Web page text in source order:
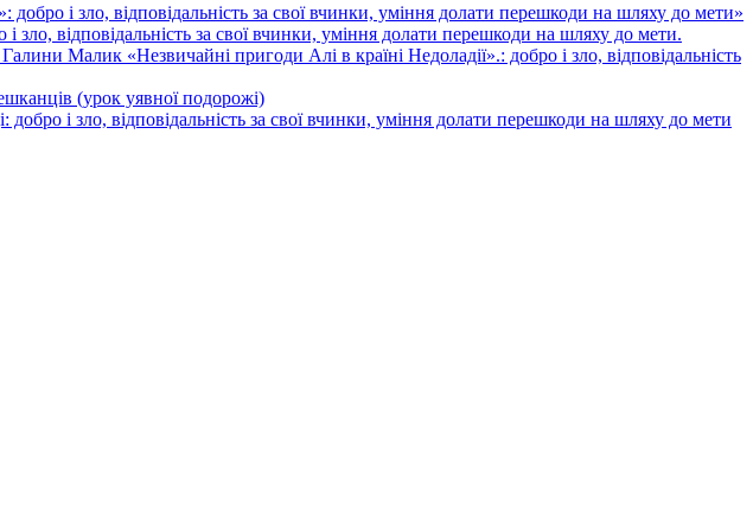
і зло, відповідальність за свої вчинки, уміння долати перешкоди на шляху до мети»
відповідальність за свої вчинки, уміння долати перешкоди на шляху до мети.
Малик «Незвичайні пригоди Алі в країні Недоладії».: добро і зло, відповідальність
(урок уявної подорожі)
і зло, відповідальність за свої вчинки, уміння долати перешкоди на шляху до мети